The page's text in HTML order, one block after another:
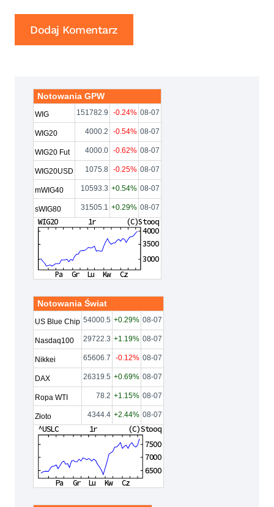
Notowania GPW
WIG 151782.9 -0.24% 08-07
WIG20 4000.2 -0.54% 08-07
WIG20 Fut 4000.0 -0.62% 08-07
WIG20USD 1075.8 -0.25% 08-07
mWIG40 10593.3 +0.54% 08-07
sWIG80 31505.1 +0.29% 08-07
Notowania Świat
US Blue Chip 54000.5 +0.29% 08-07
Nasdaq100 29722.3 +1.19% 08-07
Nikkei 65606.7 -0.12% 08-07
DAX 26319.5 +0.69% 08-07
Ropa WTI 78.2 +1.15% 08-07
Złoto 4344.4 +2.44% 08-07